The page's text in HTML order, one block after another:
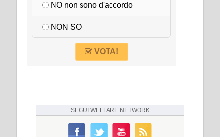
NO non sono d'accordo
NON SO
VOTA!
SEGUI WELFARE NETWORK